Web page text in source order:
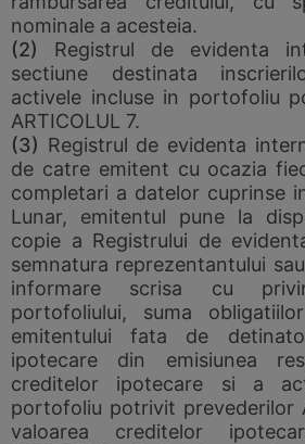
nominale a acesteia.
(2) Registrul de evidenta
sectiune destinata
activele incluse in portofoliu
ARTICOLUL 7.
(3) Registrul de evidenta
de catre emitent cu ocazia
completari a datelor cuprinse
Lunar, emitentul pune la
copie a Registrului de
semnatura reprezentantului
informare scrisa cu
portofoliului, suma
emitentului fata de
ipotecare din emisiunea
creditelor ipotecare si a
portofoliu potrivit prevederilor
valoarea creditelor